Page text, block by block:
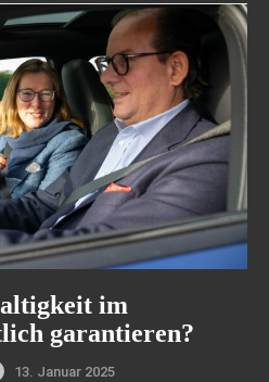
im
garantieren?
13. Januar 2025